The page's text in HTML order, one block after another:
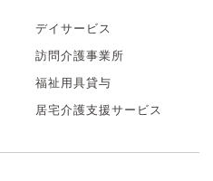
デイサービス
訪問介護事業所
福祉用具貸与
居宅介護支援サービス